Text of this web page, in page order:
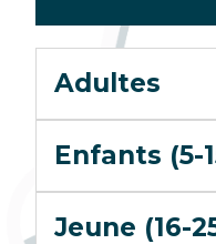
Adultes
Enfants (5-
Jeune (16-